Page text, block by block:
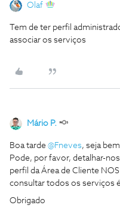
Olaf
Tem de ter perfil
associar os serviços
Mário P.
Boa tarde @Fneves, seja
Pode, por favor, detalhar-
perfil da Área de Cliente
consultar todos os serviços
Obrigado